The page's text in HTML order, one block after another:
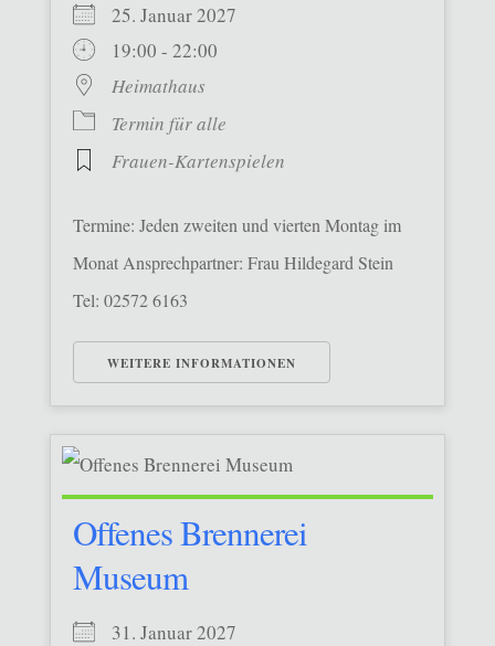
25. Januar 2027
19:00 - 22:00
Heimathaus
Termin für alle
Frauen-Kartenspielen
Termine: Jeden zweiten und vierten Montag im
Monat Ansprechpartner: Frau Hildegard Stein
Tel: 02572 6163
WEITERE INFORMATIONEN
Offenes Brennerei
Museum
31. Januar 2027